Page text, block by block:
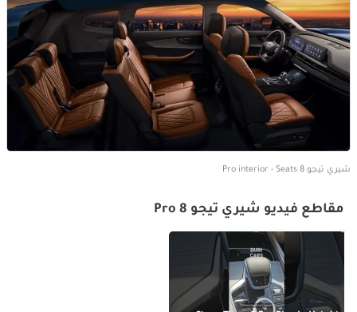
شيري تيجو 8 Pro interior - Seats
مقاطع فيديو شيري تيجو 8 Pro